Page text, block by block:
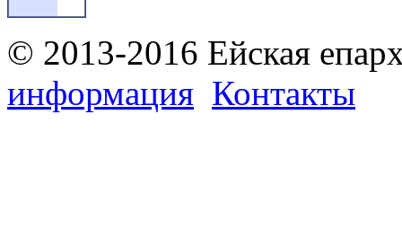
© 2013-2016 Ейская
информация Контакты